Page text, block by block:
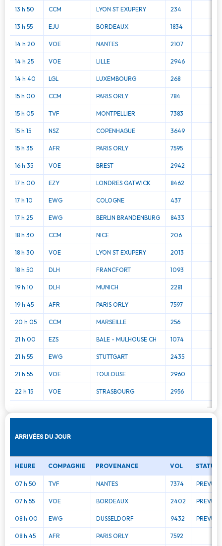
13 h 50 CCM LYON ST EXUPERY 234
13 h 55 EJU BORDEAUX 1834
14 h 20 VOE NANTES 2107
14 h 25 VOE LILLE 2946
14 h 40 LGL LUXEMBOURG 268
15 h 00 CCM PARIS ORLY 784
15 h 05 TVF MONTPELLIER 7383
15 h 15 NSZ COPENHAGUE 3649
15 h 35 AFR PARIS ORLY 7595
16 h 35 VOE BREST 2942
17 h 00 EZY LONDRES GATWICK 8462
17 h 10 EWG COLOGNE 437
17 h 25 EWG BERLIN BRANDENBURG 8433
18 h 30 CCM NICE 206
18 h 30 VOE LYON ST EXUPERY 2013
18 h 50 DLH FRANCFORT 1093
19 h 10 DLH MUNICH 2281
19 h 45 AFR PARIS ORLY 7597
20 h 05 CCM MARSEILLE 256
21 h 00 EZS BALE - MULHOUSE CH 1074
21 h 55 EWG STUTTGART 2435
21 h 55 VOE TOULOUSE 2960
22 h 15 VOE STRASBOURG 2956
ARRIVÉES DU JOUR
HEURE COMPAGNIE PROVENANCE VOL STATUT
07 h 50 TVF NANTES 7374 PREVU
07 h 55 VOE BORDEAUX 2402 PREVU
08 h 00 EWG DUSSELDORF 9432 PREVU
08 h 45 AFR PARIS ORLY 7592